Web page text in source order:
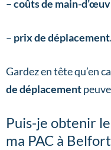
–coûts de main-
– prix de
Gardez en tête qu’en
de déplacement
Puis-je obtenir
ma PAC à